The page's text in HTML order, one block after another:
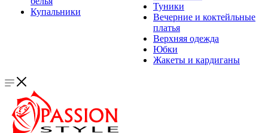
Купальники
Туники
Вечерние и коктейльные
платья
Верхняя одежда
Юбки
Жакеты и кардиганы